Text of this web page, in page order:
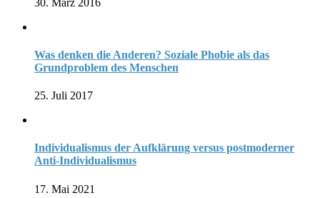
Was denken die Anderen? Soziale Phobie als das
Grundproblem des Menschen
25. Juli 2017
Individualismus der Aufklärung versus postmoderner
Anti-Individualismus
17. Mai 2021